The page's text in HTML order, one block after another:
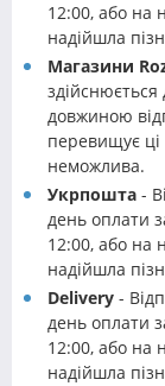
12:00, або на
надійшла
Магазини
довжиною
перевищує ці
неможлива.
Укрпошта -
день оплати
12:00, або на
надійшла
Delivery -
день оплати
12:00, або на
надійшла